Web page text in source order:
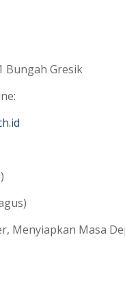
Bungah Gresik
Menyiapkan Masa